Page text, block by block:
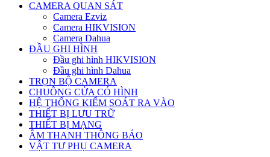
CAMERA QUAN SÁT
Camera Ezviz
Camera HIKVISION
Camera Dahua
ĐẦU GHI HÌNH
Đầu ghi hình HIKVISION
Đầu ghi hình Dahua
TRỌN BỘ CAMERA
CHUÔNG CỬA CÓ HÌNH
HỆ THỐNG KIỂM SOÁT RA VÀO
THIẾT BỊ LƯU TRỮ
THIẾT BỊ MẠNG
ÂM THANH THÔNG BÁO
VẬT TƯ PHỤ CAMERA